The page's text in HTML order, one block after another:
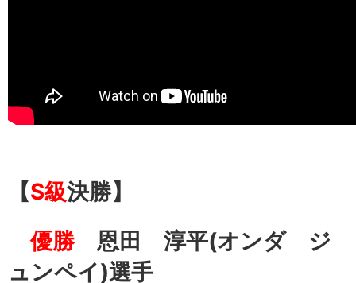
【S級決勝】
優勝 恩田 淳平(オンダ ジ
ュンペイ)選手